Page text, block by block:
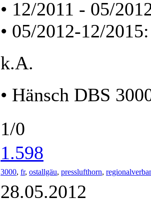
• 12/2011 - 05/
• 05/2012-12/
k.A.
• Hänsch DBS
1/0
1.598
3000, fr, ostallgäu, presslufthorn,
28.05.2012